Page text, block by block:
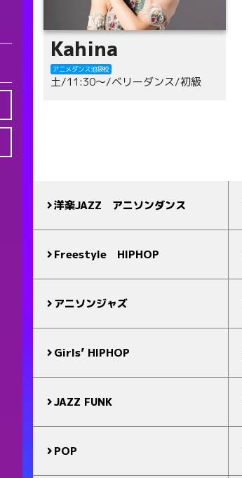
Kahina
アニメダンス池袋校
土/11:30～/ベリーダンス/初級
洋楽JAZZ アニソンダンス
Freestyle HIPHOP
アニソンジャズ
Girls’ HIPHOP
JAZZ FUNK
POP